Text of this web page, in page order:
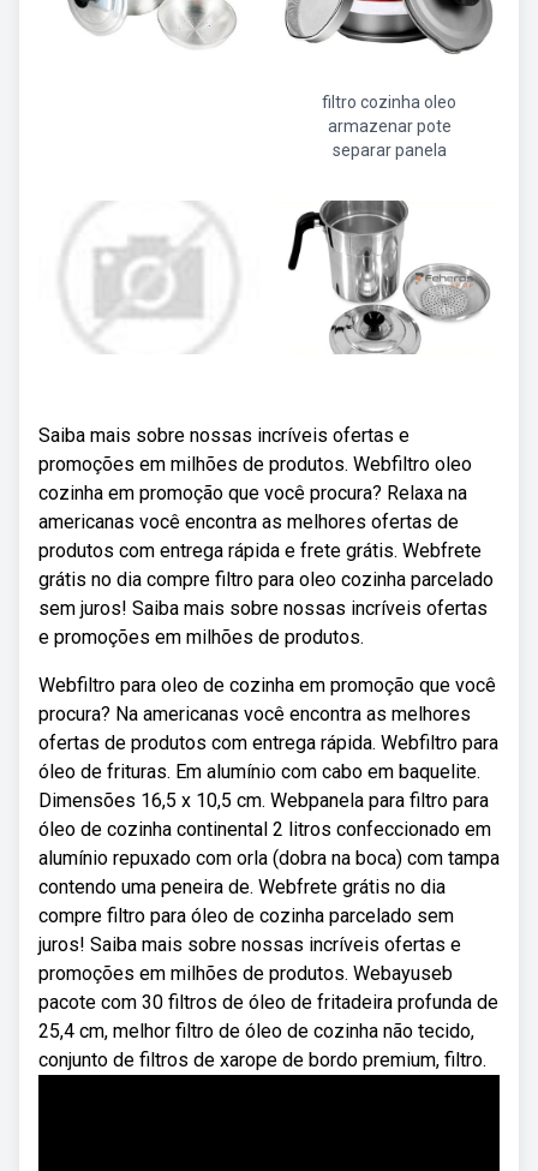
filtro cozinha oleo
armazenar pote
separar panela
Saiba mais sobre nossas incríveis ofertas e
promoções em milhões de produtos. Webfiltro oleo
cozinha em promoção que você procura? Relaxa na
americanas você encontra as melhores ofertas de
produtos com entrega rápida e frete grátis. Webfrete
grátis no dia compre filtro para oleo cozinha parcelado
sem juros! Saiba mais sobre nossas incríveis ofertas
e promoções em milhões de produtos.
Webfiltro para oleo de cozinha em promoção que você
procura? Na americanas você encontra as melhores
ofertas de produtos com entrega rápida. Webfiltro para
óleo de frituras. Em alumínio com cabo em baquelite.
Dimensões 16,5 x 10,5 cm. Webpanela para filtro para
óleo de cozinha continental 2 litros confeccionado em
alumínio repuxado com orla (dobra na boca) com tampa
contendo uma peneira de. Webfrete grátis no dia
compre filtro para óleo de cozinha parcelado sem
juros! Saiba mais sobre nossas incríveis ofertas e
promoções em milhões de produtos. Webayuseb
pacote com 30 filtros de óleo de fritadeira profunda de
25,4 cm, melhor filtro de óleo de cozinha não tecido,
conjunto de filtros de xarope de bordo premium, filtro.